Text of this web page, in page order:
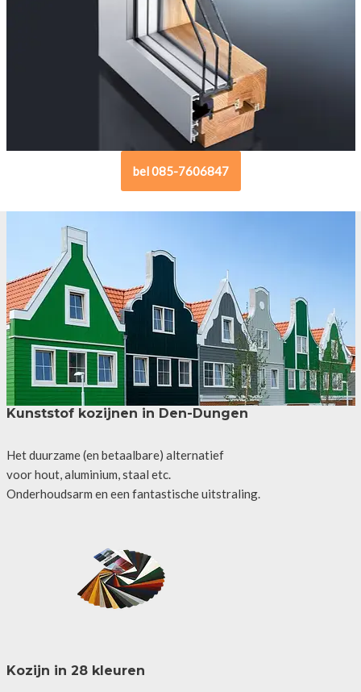
bel 085-7606847
Kunststof kozijnen in Den-Dungen
Het duurzame (en betaalbare) alternatief
voor hout, aluminium, staal etc.
Onderhoudsarm en een fantastische uitstraling.
Kozijn in 28 kleuren